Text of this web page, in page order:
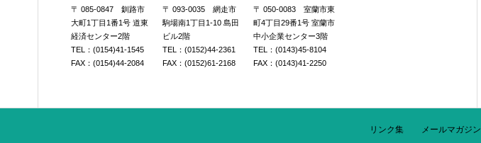
〒 085-0847 釧路市
大町1丁目1番1号 道東
経済センター2階
TEL：(0154)41-1545
FAX：(0154)44-2084
〒 093-0035 網走市
駒場南1丁目1-10 島田
ビル2階
TEL：(0152)44-2361
FAX：(0152)61-2168
〒 050-0083 室蘭市東
町4丁目29番1号 室蘭市
中小企業センター3階
TEL：(0143)45-8104
FAX：(0143)41-2250
リンク集 メールマガジン